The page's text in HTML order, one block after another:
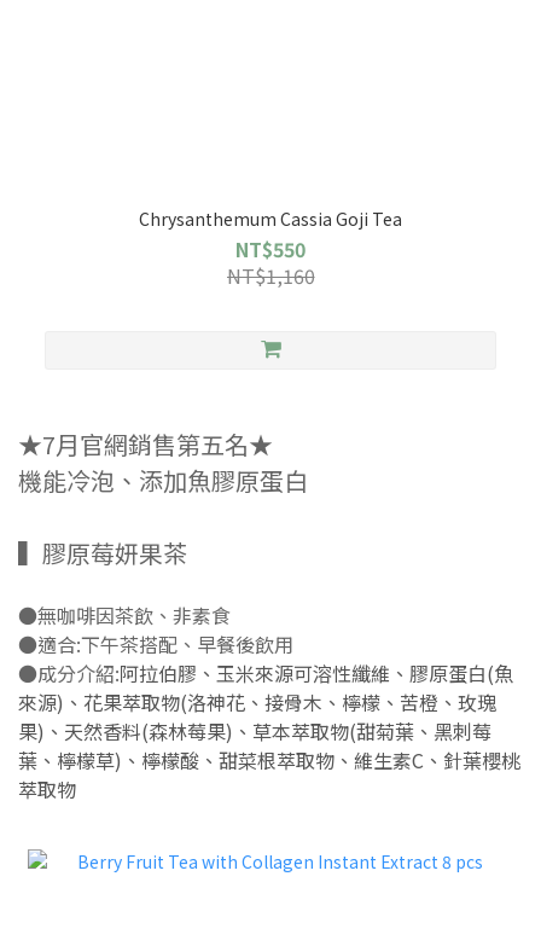
Chrysanthemum Cassia Goji Tea
NT$550
NT$1,160
★7月官網銷售第五名★
機能冷泡、添加魚膠原蛋白
▍膠原莓妍果茶
●無咖啡因茶飲、非素食
●適合:下午茶搭配、早餐後飲用
●成分介紹:阿拉伯膠、玉米來源可溶性纖維、膠原蛋白(魚
來源)、花果萃取物(洛神花、接骨木、檸檬、苦橙、玫瑰
果)、 天然香料(森林莓果)、草本萃取物(甜菊葉、黑刺莓
葉、 檸檬草)、檸檬酸、甜菜根萃取物、維生素C、 針葉櫻桃
萃取物